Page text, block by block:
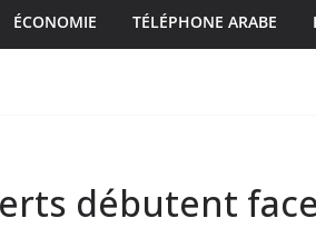
ÉCONOMIE TÉLÉPHONE ARABE
débutent